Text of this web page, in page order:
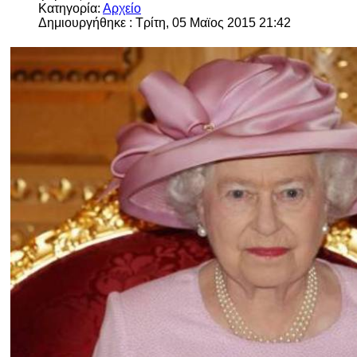
Κατηγορία: Αρχείο
Δημιουργήθηκε : Τρίτη, 05 Μαϊος 2015 21:42